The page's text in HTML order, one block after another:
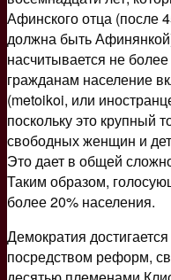
Афинского отца (после
должна быть
насчитывается не
гражданам население
(metoikoi, или
поскольку это крупный
свободных женщин и
Это дает в общей
Таким образом,
более 20% населения.
Демократия
посредством реформ,